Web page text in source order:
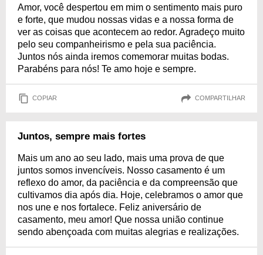
Amor, você despertou em mim o sentimento mais puro
e forte, que mudou nossas vidas e a nossa forma de
ver as coisas que acontecem ao redor. Agradeço muito
pelo seu companheirismo e pela sua paciência.
Juntos nós ainda iremos comemorar muitas bodas.
Parabéns para nós! Te amo hoje e sempre.
COPIAR COMPARTILHAR
Juntos, sempre mais fortes
Mais um ano ao seu lado, mais uma prova de que
juntos somos invencíveis. Nosso casamento é um
reflexo do amor, da paciência e da compreensão que
cultivamos dia após dia. Hoje, celebramos o amor que
nos une e nos fortalece. Feliz aniversário de
casamento, meu amor! Que nossa união continue
sendo abençoada com muitas alegrias e realizações.